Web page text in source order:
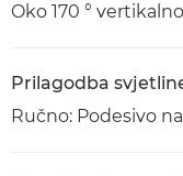
Oko 170 °
Prilagodba
Ručno: Podesivo